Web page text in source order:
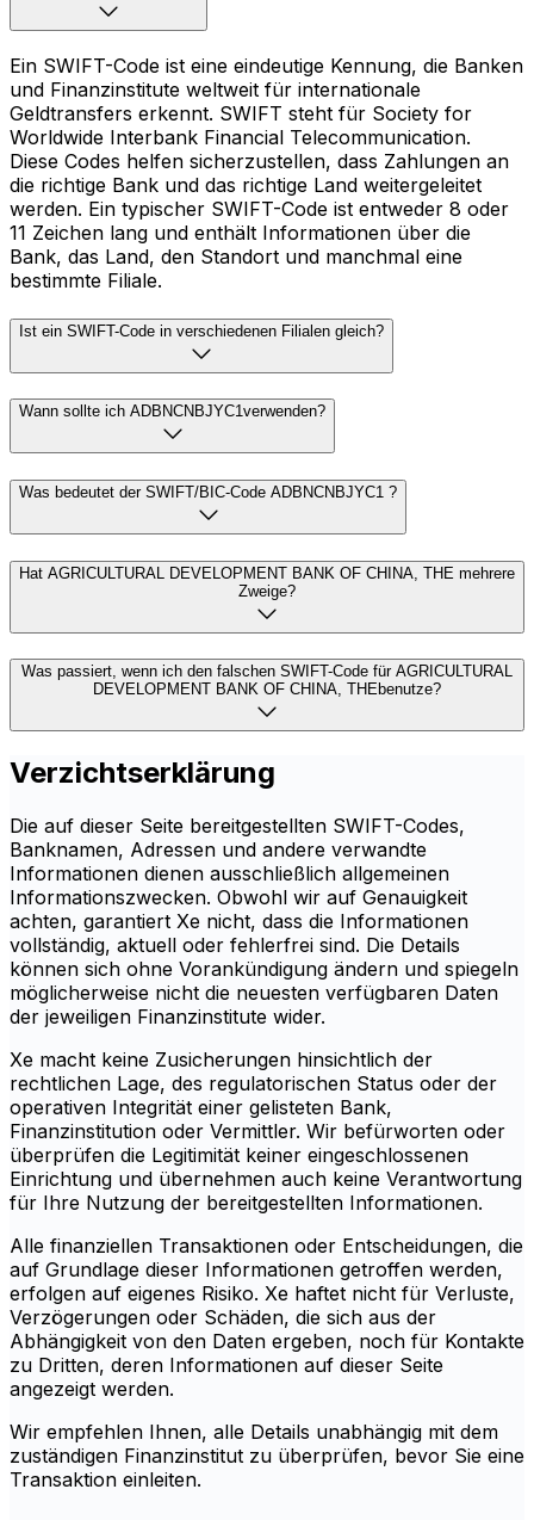
Ein SWIFT-Code ist eine eindeutige Kennung, die Banken
und Finanzinstitute weltweit für internationale
Geldtransfers erkennt. SWIFT steht für Society for
Worldwide Interbank Financial Telecommunication.
Diese Codes helfen sicherzustellen, dass Zahlungen an
die richtige Bank und das richtige Land weitergeleitet
werden. Ein typischer SWIFT-Code ist entweder 8 oder
11 Zeichen lang und enthält Informationen über die
Bank, das Land, den Standort und manchmal eine
bestimmte Filiale.
Ist ein SWIFT-Code in verschiedenen Filialen gleich?
Wann sollte ich ADBNCNBJYC1verwenden?
Was bedeutet der SWIFT/BIC-Code ADBNCNBJYC1 ?
Hat AGRICULTURAL DEVELOPMENT BANK OF CHINA, THE mehrere
Zweige?
Was passiert, wenn ich den falschen SWIFT-Code für AGRICULTURAL
DEVELOPMENT BANK OF CHINA, THEbenutze?
Verzichtserklärung
Die auf dieser Seite bereitgestellten SWIFT-Codes,
Banknamen, Adressen und andere verwandte
Informationen dienen ausschließlich allgemeinen
Informationszwecken. Obwohl wir auf Genauigkeit
achten, garantiert Xe nicht, dass die Informationen
vollständig, aktuell oder fehlerfrei sind. Die Details
können sich ohne Vorankündigung ändern und spiegeln
möglicherweise nicht die neuesten verfügbaren Daten
der jeweiligen Finanzinstitute wider.
Xe macht keine Zusicherungen hinsichtlich der
rechtlichen Lage, des regulatorischen Status oder der
operativen Integrität einer gelisteten Bank,
Finanzinstitution oder Vermittler. Wir befürworten oder
überprüfen die Legitimität keiner eingeschlossenen
Einrichtung und übernehmen auch keine Verantwortung
für Ihre Nutzung der bereitgestellten Informationen.
Alle finanziellen Transaktionen oder Entscheidungen, die
auf Grundlage dieser Informationen getroffen werden,
erfolgen auf eigenes Risiko. Xe haftet nicht für Verluste,
Verzögerungen oder Schäden, die sich aus der
Abhängigkeit von den Daten ergeben, noch für Kontakte
zu Dritten, deren Informationen auf dieser Seite
angezeigt werden.
Wir empfehlen Ihnen, alle Details unabhängig mit dem
zuständigen Finanzinstitut zu überprüfen, bevor Sie eine
Transaktion einleiten.